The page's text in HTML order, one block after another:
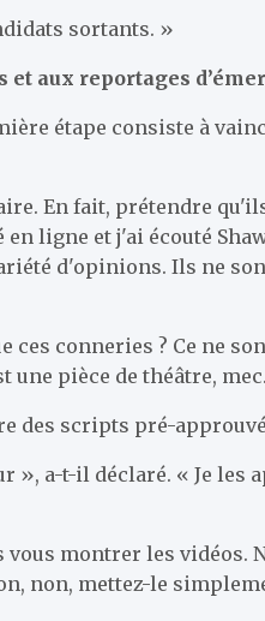
sortants. »
aux reportages
étape consiste à
En fait, prétendre
ligne et j'ai écouté
d'opinions. Ils ne
conneries ? Ce ne
une pièce de théâtre,
des scripts pré-
», a-t-il déclaré. « Je les
montrer les vidéos.
non, mettez-le